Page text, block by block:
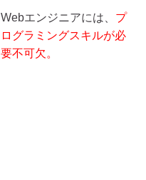
Webエンジニアには、 プ
ログラミングスキルが必
要不可欠。